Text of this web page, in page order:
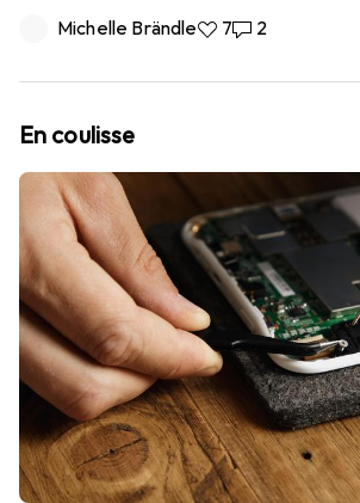
Michelle Brändle7 likes
72 commentaires
2
En coulisse